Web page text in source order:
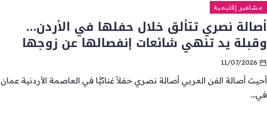
مشاهير إقليمية
أصالة نصري تتألق خلال حفلها في الأردن…
وقبلة يد تنهي شائعات إنفصالها عن زوجها
11/07/2026
أحيت أصالة الفن العربي أصالة نصري حفلاً غنائيًّا في العاصمة الأردنية عمان
في...